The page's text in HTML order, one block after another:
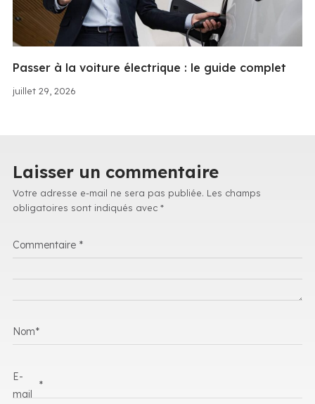
juillet 29, 2026
Passer à la voiture électrique : le guide complet
Laisser un commentaire
Votre adresse e-mail ne sera pas publiée. Les champs
obligatoires sont indiqués avec *
Commentaire *
Nom*
E-
mail
*